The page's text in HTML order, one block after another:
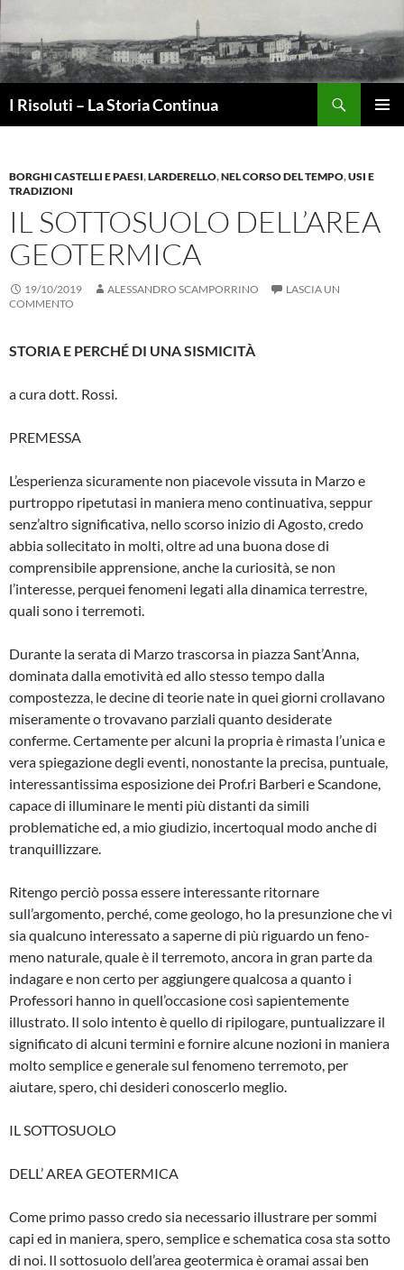
Vai
contenuto
I Risoluti – La Storia Continua
BORGHI CASTELLI E PAESI,LARDERELLO,NEL CORSO DEL TEMPO,USI E
TRADIZIONI
IL SOTTOSUOLO DELL’AREA
GEOTERMICA
19/10/2019 ALESSANDRO SCAMPORRINO
LASCIA UN
COMMENTO
STORIA E PERCHÉ DI UNA SISMICITÀ
a cura dott. Rossi.
PREMESSA
L’esperienza sicuramente non piacevole vissuta in Marzo e
purtroppo ripetutasi in maniera meno continuativa, seppur
senz’altro significativa, nello scorso inizio di Agosto, credo
abbia sollecitato in molti, oltre ad una buona dose di
comprensibile apprensione, anche la curiosità, se non
l’interesse, perquei fenomeni legati alla dinamica terrestre,
quali sono i terremoti.
Durante la serata di Marzo trascorsa in piazza Sant’Anna,
dominata dalla emotività ed allo stesso tempo dalla
compostezza, le decine di teorie nate in quei giorni crollavano
misera­mente o trovavano parziali quanto desiderate
conferme. Certamente per alcuni la propria è rimasta l’unica e
vera spiegazione degli even­ti, nonostante la precisa, puntuale,
interes­santissima esposizione dei Prof.ri Barberi e Scandone,
capace di illuminare le menti più distanti da simili
problematiche ed, a mio giudizio, incertoqual modo anche di
tranquil­lizzare.
Ritengo perciò possa essere interessante ritornare
sull’argomento, perché, come geolo­go, ho la presunzione che vi
sia qualcuno interessato a saperne di più riguardo un feno­
meno naturale, quale è il terremoto, ancora in gran parte da
indagare e non certo per aggiun­gere qualcosa a quanto i
Professori hanno in quell’occasione così sapientemente
illustra­to. Il solo intento è quello di ripilogare, puntua­lizzare il
significato di alcuni termini e fornire alcune nozioni in maniera
molto semplice e generale sul fenomeno terremoto, per
aiutare, spero, chi desideri conoscerlo meglio.
IL SOTTOSUOLO
DELL’ AREA GEOTERMICA
Come primo passo credo sia necessario illu­strare per sommi
capi ed in maniera, spero, semplice e schematica cosa sta sotto
di noi. Il sottosuolo dell’area geotermica è oramai assai ben